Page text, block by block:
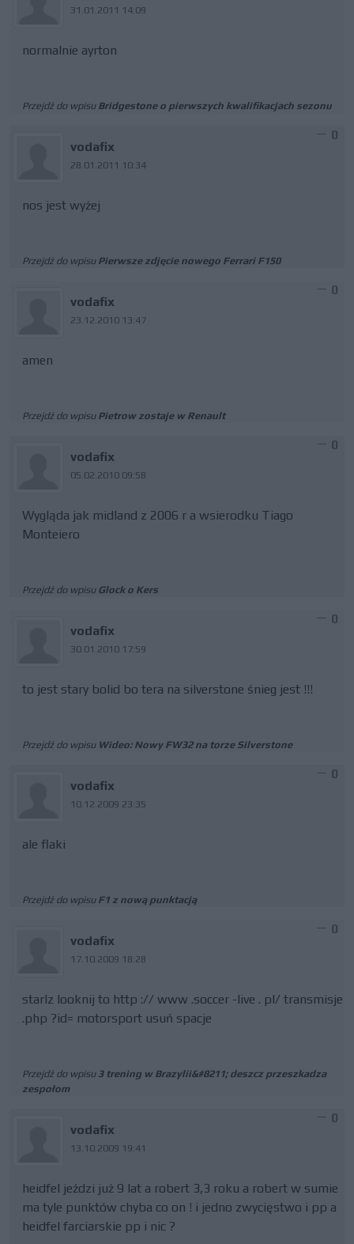
31.01.2011 14:09
normalnie ayrton
Przejdź do wpisu Bridgestone o pierwszych kwalifikacjach sezonu
vodafix
28.01.2011 10:34
0
nos jest wyżej
Przejdź do wpisu Pierwsze zdjęcie nowego Ferrari F150
vodafix
23.12.2010 13:47
0
amen
Przejdź do wpisu Pietrow zostaje w Renault
vodafix
05.02.2010 09:58
0
Wygląda jak midland z 2006 r a wsierodku Tiago
Monteiero
Przejdź do wpisu Glock o Kers
vodafix
30.01.2010 17:59
0
to jest stary bolid bo tera na silverstone śnieg jest !!!
Przejdź do wpisu Wideo: Nowy FW32 na torze Silverstone
vodafix
10.12.2009 23:35
0
ale flaki
Przejdź do wpisu F1 z nową punktacją
vodafix
17.10.2009 18:28
0
starlz looknij to http :// www .soccer -live . pl/ transmisje
.php ?id= motorsport usuń spacje
Przejdź do wpisu 3 trening w Brazylii&#8211; deszcz przeszkadza
zespołom
vodafix
13.10.2009 19:41
0
heidfel jeździ już 9 lat a robert 3,3 roku a robert w sumie
ma tyle punktów chyba co on ! i jedno zwycięstwo i pp a
heidfel farciarskie pp i nic ?